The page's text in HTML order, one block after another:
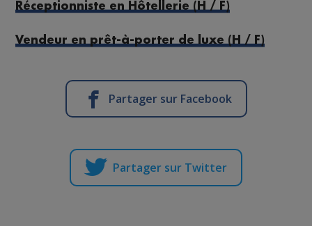
Réceptionniste en Hôtellerie (H / F)
Vendeur en prêt-à-porter de luxe (H / F)
Partager sur Facebook
Partager sur Twitter